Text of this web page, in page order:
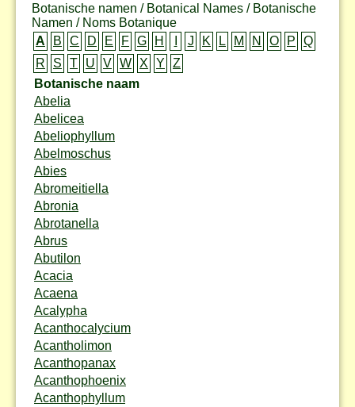
Botanische namen / Botanical Names / Botanische
Namen / Noms Botanique
A
B C D E F G H J K L M N O P
Q
R
S T U V W X Y
Z
Botanische naam
Abelia
Abelicea
Abeliophyllum
Abelmoschus
Abies
Abromeitiella
Abronia
Abrotanella
Abrus
Abutilon
Acacia
Acaena
Acalypha
Acanthocalycium
Acantholimon
Acanthopanax
Acanthophoenix
Acanthophyllum